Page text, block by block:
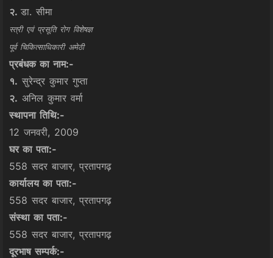
२. डा. सीमा
स्त्री एवं प्रसूति रोग विशेषज्ञ
पूर्व चिकित्साधिकारी अमेठी
प्रबंधक का नाम:-
१. सुरेन्द्र कुमार गुप्ता
२. अनिल कुमार वर्मा
स्थापना तिथि:-
12 जनवरी, 2009
घर का पता:-
558 सदर बाजार, प्रतापगढ़
कार्यालय का पता:-
558 सदर बाजार, प्रतापगढ़
संस्था का पता:-
558 सदर बाजार, प्रतापगढ़
दूरभाष सम्पर्क:-